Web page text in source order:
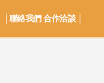
│聯絡我們 合作洽談 │